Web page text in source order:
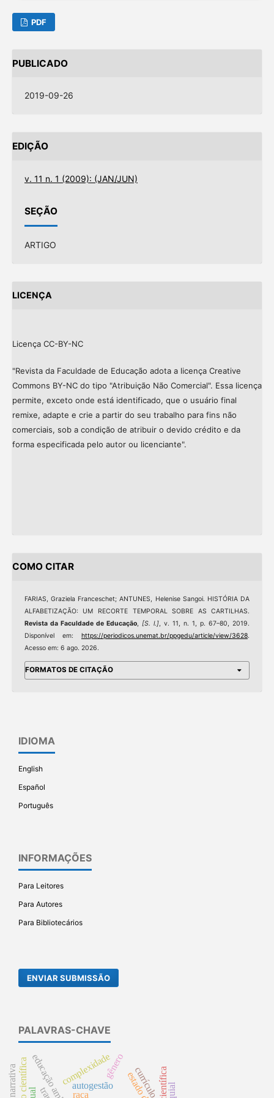
PDF
PUBLICADO
2019-09-26
EDIÇÃO
v. 11 n. 1 (2009): (JAN/JUN)
SEÇÃO
ARTIGO
LICENÇA
Licença CC-BY-NC
"Revista da Faculdade de Educação adota a licença Creative
Commons BY-NC do tipo "Atribuição Não Comercial". Essa licença
permite, exceto onde está identificado, que o usuário final
remixe, adapte e crie a partir do seu trabalho para fins não
comerciais, sob a condição de atribuir o devido crédito e da
forma especificada pelo autor ou licenciante".
COMO CITAR
FARIAS, Graziela Franceschet; ANTUNES, Helenise Sangoi. HISTÓRIA DA
ALFABETIZAÇÃO: UM RECORTE TEMPORAL SOBRE AS CARTILHAS.
Revista da Faculdade de Educação,[S. l.], v. 11, n. 1, p. 67–80, 2019.
Disponível em:https://periodicos.unemat.br/ppgedu/article/view/3628.
Acesso em: 6 ago. 2026.
FORMATOS DE CITAÇÃO
IDIOMA
English
Español
Português
INFORMAÇÕES
Para Leitores
Para Autores
Para Bibliotecários
ENVIAR SUBMISSÃO
PALAVRAS-CHAVE
autogestão
complexidadegênero
raça currículo